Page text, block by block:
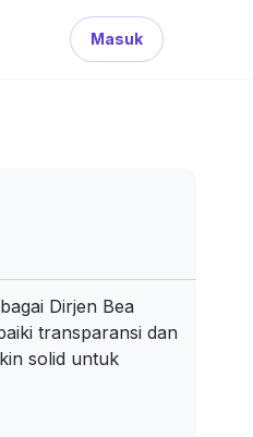
Masuk
Search Button
Dirjen Bea
transparansi dan
solid untuk